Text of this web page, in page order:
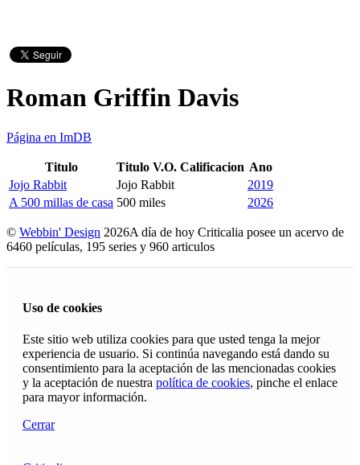
Roman Griffin Davis
Página en ImDB
Titulo Titulo V.O. Calificacion Ano
Jojo Rabbit
Jojo Rabbit
2019
A 500 millas de casa 500 miles 2026
© Webbin' Design 2026A día de hoy Criticalia posee un acervo de
6460 películas, 195 series y 960 articulos
Uso de cookies
Este sitio web utiliza cookies para que usted tenga la mejor
experiencia de usuario. Si continúa navegando está dando su
consentimiento para la aceptación de las mencionadas cookies
y la aceptación de nuestra política de cookies, pinche el enlace
para mayor información.
Cerrar